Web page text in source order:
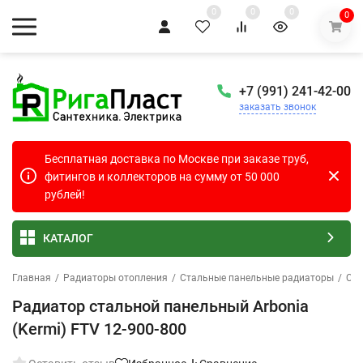
0 0 0 0
+7 (991) 241-42-00
заказать звонок
Бесплатная доставка по Москве при заказе труб,
фитингов и коллекторов на сумму от 50 000
рублей!
КАТАЛОГ
Главная / Радиаторы отопления / Стальные панельные радиаторы /
Радиатор стальной панельный Arbonia
(Kermi) FTV 12-900-800